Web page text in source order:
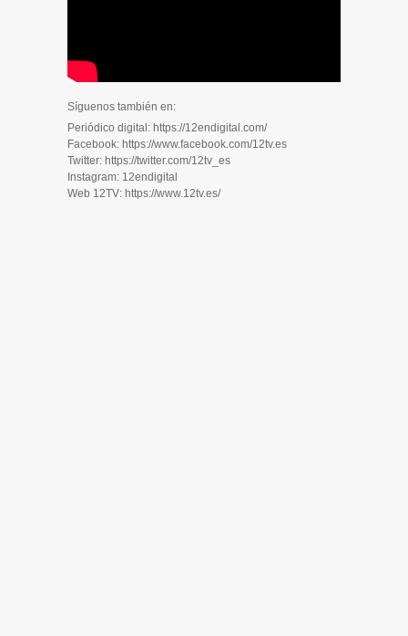
Síguenos también en:
Periódico digital: https://12endigital.com/
Facebook: https://www.facebook.com/12tv.es
Twitter: https://twitter.com/12tv_es
Instagram: 12endigital
Web 12TV: https://www.12tv.es/